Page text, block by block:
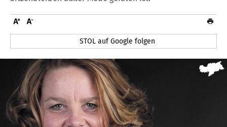
STOL auf Google folgen